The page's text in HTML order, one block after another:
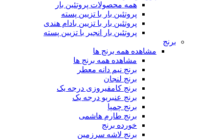
همه محصولات پروتئین بار
پروتئین بار با تزیین پسته
پروتئین بار با تزیین بادام هندی
پروتئین بار انجیر با تزیین پسته
برنج
مشاهده همه برنج ها
مشاهده همه برنج ها
برنج نیم دانه معطر
برنج لنجان
برنج کامفیروزی درجه یک
برنج عنبربو درجه یک
برنج چمپا
برنج طارم هاشمی
خورده برنج
برنج لاشه سرزمین